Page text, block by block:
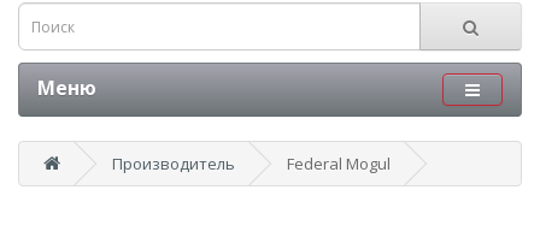
Меню
Производитель Federal Mogul